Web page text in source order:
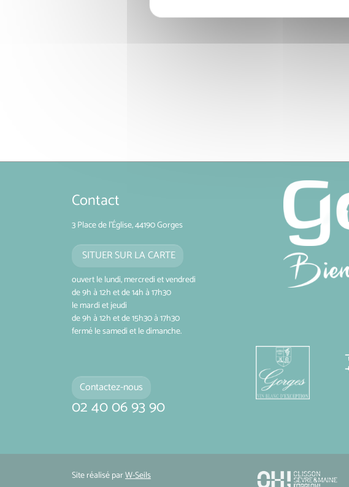
Contact
3 Place de l'Église, 44190 Gorges
SITUER SUR LA CARTE
ouvert le lundi, mercredi et vendredi
de 9h à 12h et de 14h à 17h30
le mardi et jeudi
de 9h à 12h et de 15h30 à 17h30
fermé le samedi et le dimanche.
Contactez-nous
02 40 06 93 90
Site réalisé parW-Seils